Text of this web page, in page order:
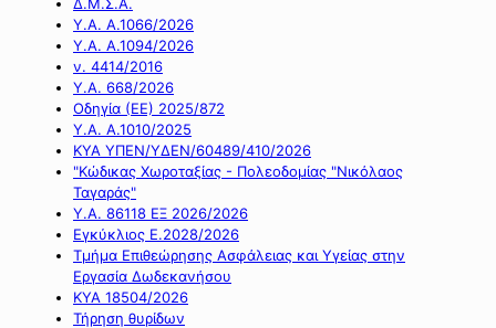
Υ.Α. Α.1066/2026
Υ.Α. Α.1094/2026
ν. 4414/2016
Y.A. 668/2026
Οδηγία (ΕΕ) 2025/872
Υ.Α. Α.1010/2025
ΚΥΑ ΥΠΕΝ/ΥΔΕΝ/60489/410/2026
"Κώδικας Χωροταξίας - Πολεοδομίας "Νικόλαος
Ταγαράς"
Υ.Α. 86118 ΕΞ 2026/2026
Εγκύκλιος Ε.2028/2026
Τμήμα Επιθεώρησης Ασφάλειας και Υγείας στην
Εργασία Δωδεκανήσου
ΚΥΑ 18504/2026
Τήρηση θυρίδων